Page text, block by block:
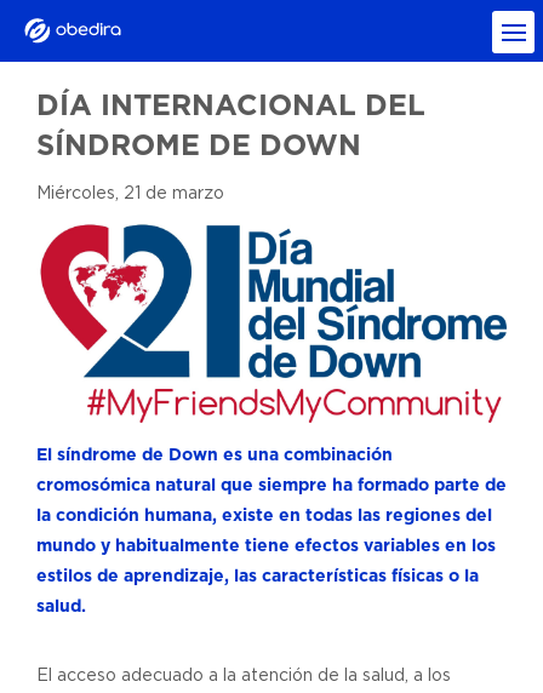
DÍA INTERNACIONAL DEL
SÍNDROME DE DOWN
Miércoles, 21 de marzo
El síndrome de Down es una combinación
cromosómica natural que siempre ha formado parte de
la condición humana, existe en todas las regiones del
mundo y habitualmente tiene efectos variables en los
estilos de aprendizaje, las características físicas o la
salud.
El acceso adecuado a la atención de la salud, a los